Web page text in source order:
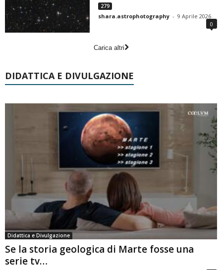
279
shara.astrophotography - 9 Aprile 2026
0
Carica altri
DIDATTICA E DIVULGAZIONE
Didattica e Divulgazione
Se la storia geologica di Marte fosse una
serie tv…